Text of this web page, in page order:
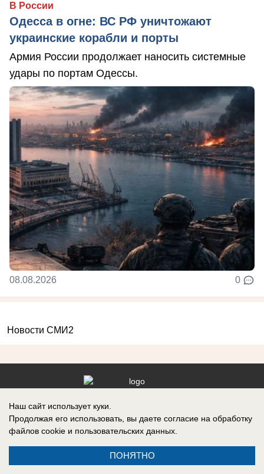
В России
Одесса в огне: ВС РФ уничтожают
украинские корабли и порты
Армия России продолжает наносить системные
удары по портам Одессы.
08.08.2026 0
Новости СМИ2
Запись о регистрации СМИ: Эл № ФС77-88610, выдано Федеральной
Наш сайт использует куки.
Продолжая его использовать, вы даете согласие на обработку
файлов cookie и пользовательских данных.
ПОНЯТНО